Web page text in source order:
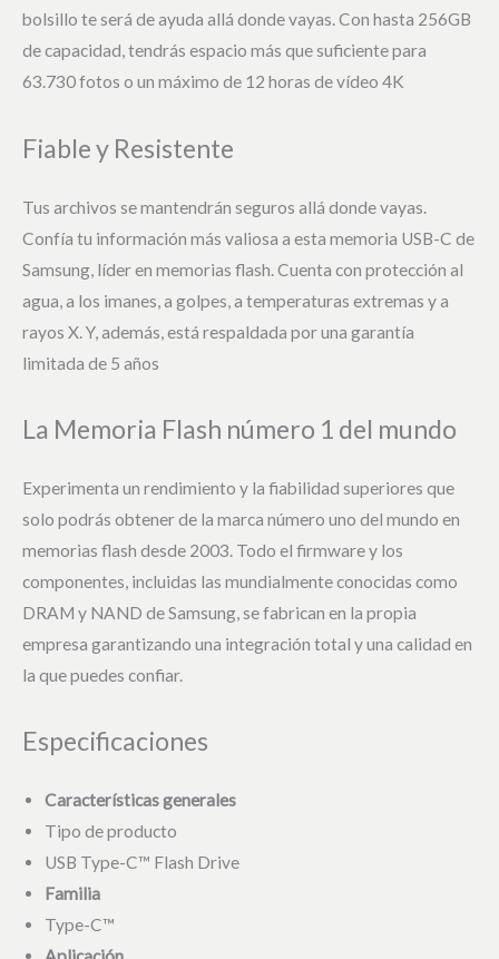
bolsillo te será de ayuda allá donde vayas. Con hasta 256GB
de capacidad, tendrás espacio más que suficiente para
63.730 fotos o un máximo de 12 horas de vídeo 4K
Fiable y Resistente
Tus archivos se mantendrán seguros allá donde vayas.
Confía tu información más valiosa a esta memoria USB-C de
Samsung, líder en memorias flash. Cuenta con protección al
agua, a los imanes, a golpes, a temperaturas extremas y a
rayos X. Y, además, está respaldada por una garantía
limitada de 5 años
La Memoria Flash número 1 del mundo
Experimenta un rendimiento y la fiabilidad superiores que
solo podrás obtener de la marca número uno del mundo en
memorias flash desde 2003. Todo el firmware y los
componentes, incluidas las mundialmente conocidas como
DRAM y NAND de Samsung, se fabrican en la propia
empresa garantizando una integración total y una calidad en
la que puedes confiar.
Especificaciones
Características generales
Tipo de producto
USB Type-C™ Flash Drive
Familia
Type-C™